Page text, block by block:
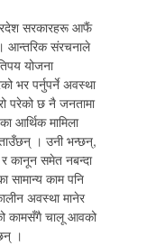
सरकारहरू आफैं
। आन्तरिक संरचनाले
योजना
भर पर्नुपर्ने अवस्था
परेको छ नै जनतामा
आर्थिक मामिला
। उनी भन्छन्,
कानून समेत नबन्दा
सामान्य काम पनि
अवस्था मानेर
कामसँगै चालू आवको
।